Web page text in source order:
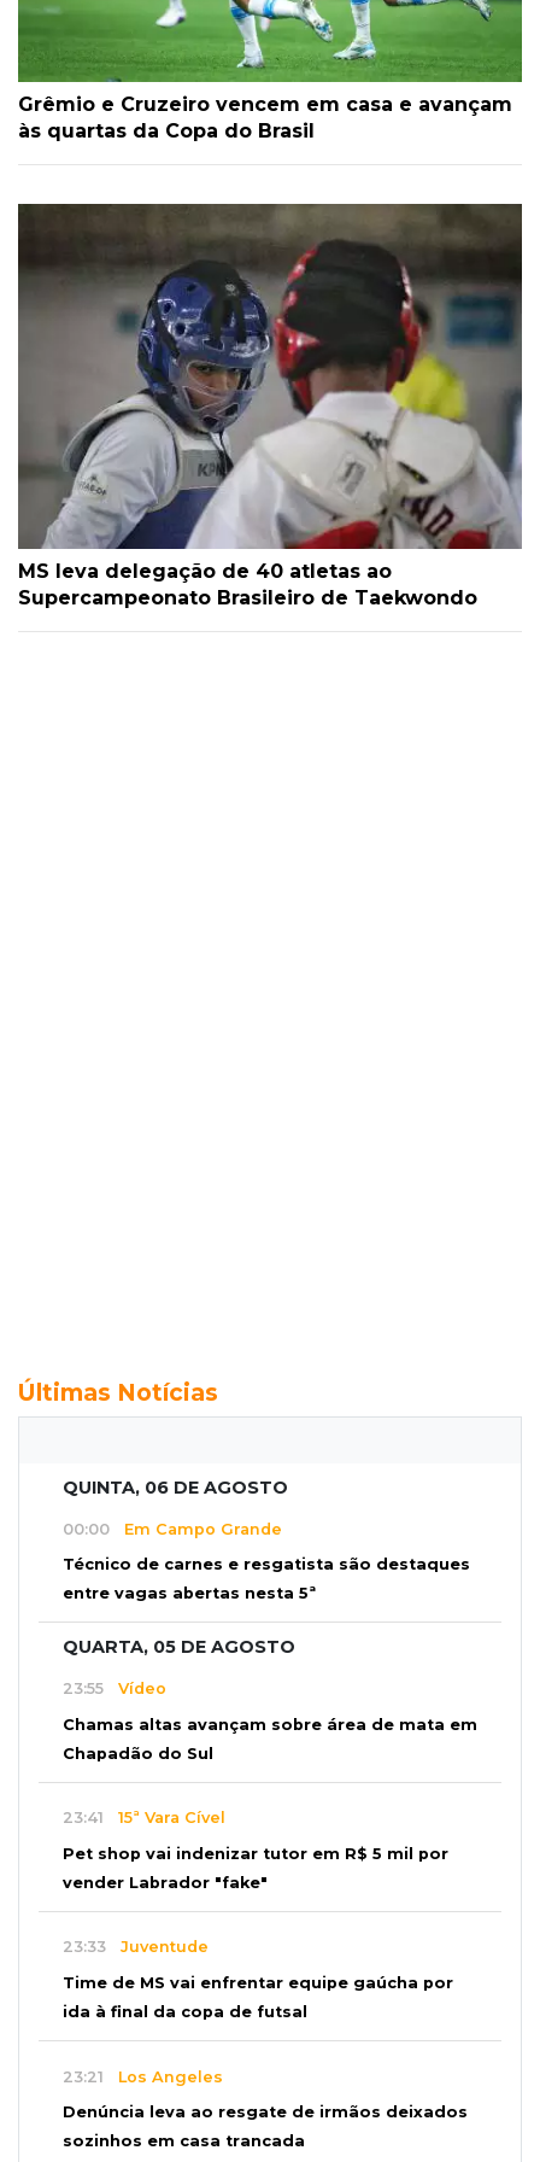
Grêmio e Cruzeiro vencem em casa e avançam
às quartas da Copa do Brasil
MS leva delegação de 40 atletas ao
Supercampeonato Brasileiro de Taekwondo
Últimas Notícias
QUINTA, 06 DE AGOSTO
00:00 Em Campo Grande
Técnico de carnes e resgatista são destaques
entre vagas abertas nesta 5ª
QUARTA, 05 DE AGOSTO
23:55 Vídeo
Chamas altas avançam sobre área de mata em
Chapadão do Sul
23:41 15ª Vara Cível
Pet shop vai indenizar tutor em R$ 5 mil por
vender Labrador "fake"
23:33 Juventude
Time de MS vai enfrentar equipe gaúcha por
ida à final da copa de futsal
23:21 Los Angeles
Denúncia leva ao resgate de irmãos deixados
sozinhos em casa trancada